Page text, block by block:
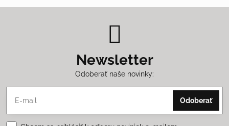
Newsletter
Odoberať naše novinky:
Odoberať